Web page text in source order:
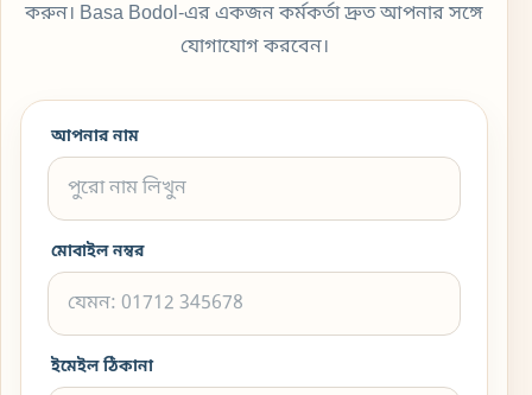
করুন। Basa Bodol-এর একজন কর্মকর্তা দ্রুত আপনার সঙ্গে
যোগাযোগ করবেন।
আপনার নাম
মোবাইল নম্বর
ইমেইল ঠিকানা